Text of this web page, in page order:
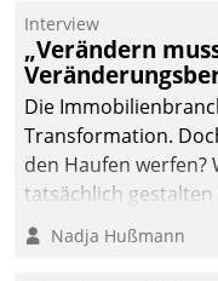
Interview
„Verändern
Die
Transformation.
den Haufen werfen?
tatsächlich gestalten
Argumente zählen
Nadja Hußmann